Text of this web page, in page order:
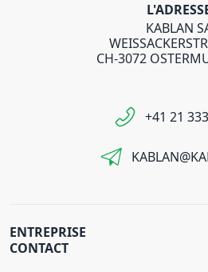
KABLAN
CH-3072
+41 21
ENTREPRISE
CONTACT